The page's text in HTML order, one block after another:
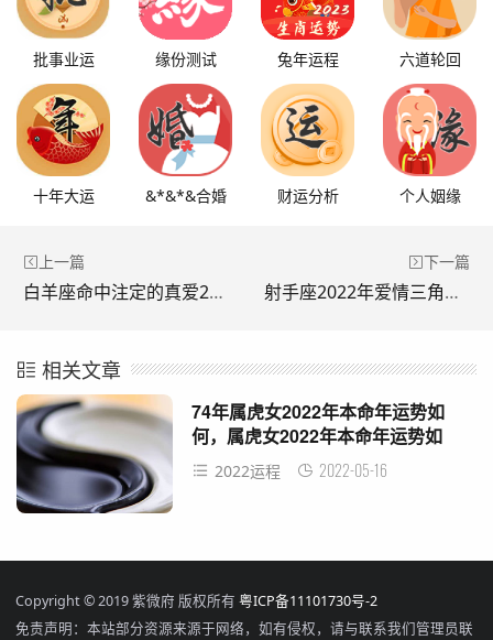
批事业运 缘份测试 兔年运程 六道轮回
十年大运 &*&*&合婚 财运分析 个人姻缘
上一篇
白羊座命中注定的真爱2022，白羊座爱情2022
下一篇
射手座2022年爱情三角恋，射手座2022 年运势
相关文章
74年属虎女2022年本命年运势如
何，属虎女2022年本命年运势如
何？2022运程 2022-05-16
Copyright © 2019 紫微府 版权所有 粤ICP备11101730号-2
免责声明：本站部分资源来源于网络，如有侵权，请与联系我们管理员联